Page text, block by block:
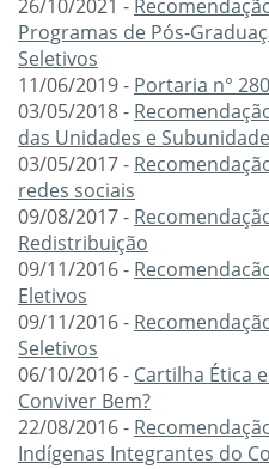
26/10/2021 -
Programas de Pós-
Seletivos
11/06/2019 - Portaria n°
03/05/2018 -
das Unidades e
03/05/2017 -
redes sociais
09/08/2017 -
Redistribuição
09/11/2016 -
Eletivos
09/11/2016 -
Seletivos
06/10/2016 - Cartilha Ética
Conviver Bem?
22/08/2016 -
Indígenas Integrantes do